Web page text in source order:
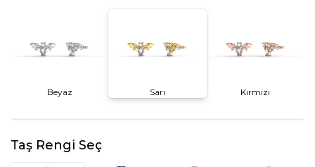
Beyaz Sarı Kırmızı
Taş Rengi Seç